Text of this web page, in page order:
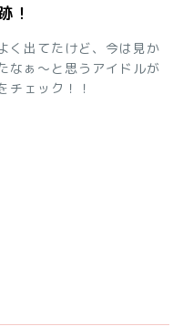
！
く出てたけど、今は見か
なぁ～と思うアイドルが
チェック！！